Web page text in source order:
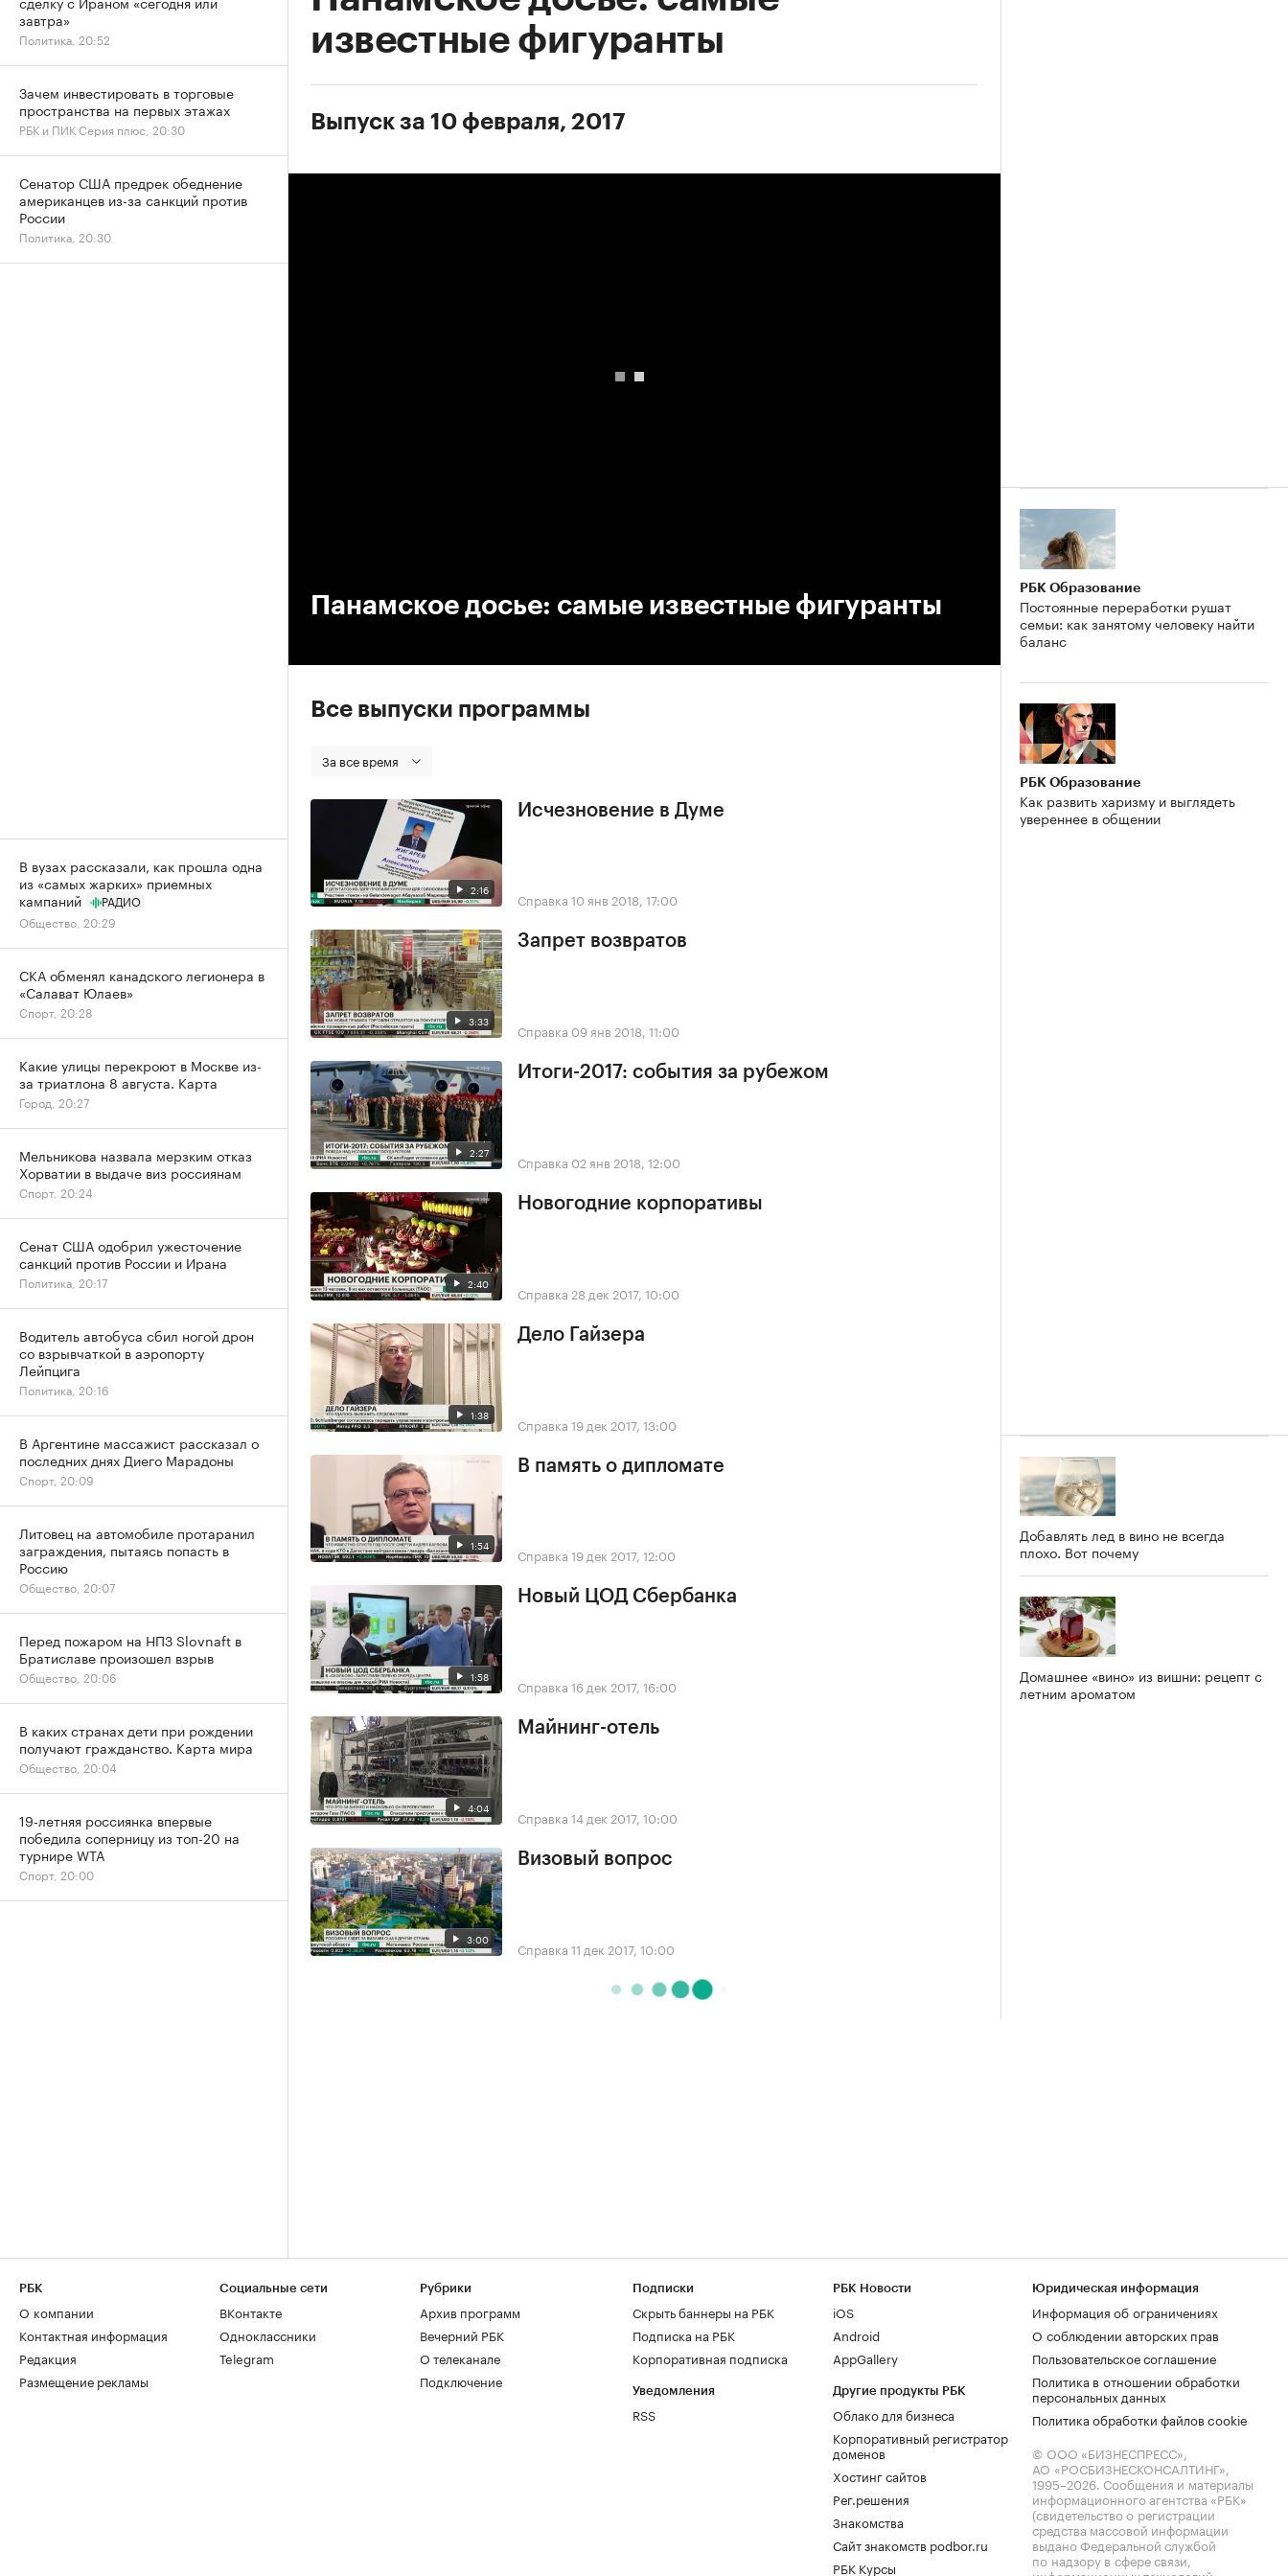
известные фигуранты
Выпуск за 10 февраля, 2017
Панамское досье: самые известные фигуранты
Все выпуски программы
За все время
2:16
Исчезновение в Думе
Справка 10 янв 2018, 17:00
3:33
Запрет возвратов
Справка 09 янв 2018, 11:00
2:27
Итоги-2017: события за рубежом
Справка 02 янв 2018, 12:00
2:40
Новогодние корпоративы
Справка 28 дек 2017, 10:00
1:38
Дело Гайзера
Справка 19 дек 2017, 13:00
1:54
В память о дипломате
Справка 19 дек 2017, 12:00
1:58
Новый ЦОД Сбербанка
Справка 16 дек 2017, 16:00
4:04
Майнинг-отель
Справка 14 дек 2017, 10:00
3:00
Визовый вопрос
Справка 11 дек 2017, 10:00
РБК Образование
Постоянные переработки рушат
семьи: как занятому человеку найти
баланс
РБК Образование
Как развить харизму и выглядеть
увереннее в общении
Добавлять лед в вино не всегда
плохо. Вот почему
Домашнее «вино» из вишни: рецепт с
летним ароматом
завтра»
Политика, 20:52
Зачем инвестировать в торговые
пространства на первых этажах
РБК и ПИК Серия плюс, 20:30
Сенатор США предрек обеднение
американцев из-за санкций против
России
Политика, 20:30
В вузах рассказали, как прошла одна
из «самых жарких» приемных
кампаний
РАДИО
Общество, 20:29
СКА обменял канадского легионера в
«Салават Юлаев»
Спорт, 20:28
Какие улицы перекроют в Москве из-
за триатлона 8 августа. Карта
Город, 20:27
Мельникова назвала мерзким отказ
Хорватии в выдаче виз россиянам
Спорт, 20:24
Сенат США одобрил ужесточение
санкций против России и Ирана
Политика, 20:17
Водитель автобуса сбил ногой дрон
со взрывчаткой в аэропорту
Лейпцига
Политика, 20:16
В Аргентине массажист рассказал о
последних днях Диего Марадоны
Спорт, 20:09
Литовец на автомобиле протаранил
заграждения, пытаясь попасть в
Россию
Общество, 20:07
Перед пожаром на НПЗ Slovnaft в
Братиславе произошел взрыв
Общество, 20:06
В каких странах дети при рождении
получают гражданство. Карта мира
Общество, 20:04
19-летняя россиянка впервые
победила соперницу из топ-20 на
турнире WTA
Спорт, 20:00
РБК
О компании
Контактная информация
Редакция
Размещение рекламы
Социальные сети
ВКонтакте
Одноклассники
Telegram
Рубрики
Архив программ
Вечерний РБК
О телеканале
Подключение
Подписки
Скрыть баннеры на РБК
Подписка на РБК
Корпоративная подписка
Уведомления
RSS
РБК Новости
iOS
Android
AppGallery
Другие продукты РБК
Облако для бизнеса
Корпоративный регистратор
доменов
Хостинг сайтов
Рег.решения
Знакомства
Сайт знакомств podbor.ru
РБК Курсы
Юридическая информация
Информация об ограничениях
О соблюдении авторских прав
Пользовательское соглашение
Политика в отношении обработки
персональных данных
Политика обработки файлов cookie
© ООО «БИЗНЕСПРЕСС»,
АО «РОСБИЗНЕСКОНСАЛТИНГ»,
1995–2026. Сообщения и материалы
информационного агентства «РБК»
(свидетельство о регистрации
средства массовой информации
выдано Федеральной службой
по надзору в сфере связи,